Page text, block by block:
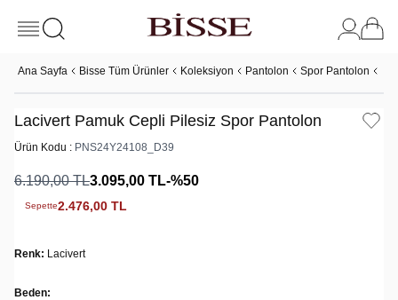
Ana Sayfa Bisse Tüm Ürünler Koleksiyon Pantolon Spor Pantolon
Lacivert Pamuk Cepli Pilesiz Spor Pantolon
Ürün Kodu : PNS24Y24108_D39
6.190,00TL3.095,00 TL-%50
Sepette2.476,00 TL
Renk: Lacivert
Beden: